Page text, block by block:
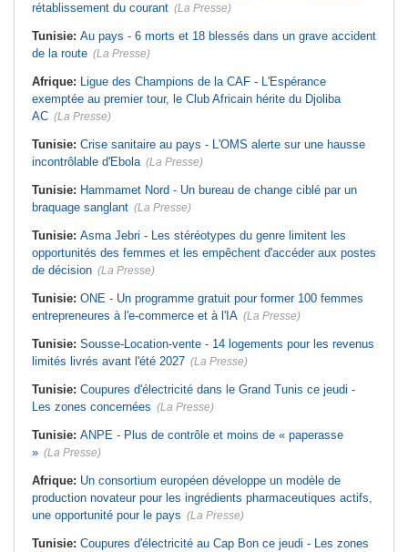
rétablissement du courant (La Presse)
Tunisie: Au pays - 6 morts et 18 blessés dans un grave accident
de la route (La Presse)
Afrique: Ligue des Champions de la CAF - L'Espérance
exemptée au premier tour, le Club Africain hérite du Djoliba
AC (La Presse)
Tunisie: Crise sanitaire au pays - L'OMS alerte sur une hausse
incontrôlable d'Ebola (La Presse)
Tunisie: Hammamet Nord - Un bureau de change ciblé par un
braquage sanglant (La Presse)
Tunisie: Asma Jebri - Les stéréotypes du genre limitent les
opportunités des femmes et les empêchent d'accéder aux postes
de décision (La Presse)
Tunisie: ONE - Un programme gratuit pour former 100 femmes
entrepreneures à l'e-commerce et à l'IA (La Presse)
Tunisie: Sousse-Location-vente - 14 logements pour les revenus
limités livrés avant l'été 2027 (La Presse)
Tunisie: Coupures d'électricité dans le Grand Tunis ce jeudi -
Les zones concernées (La Presse)
Tunisie: ANPE - Plus de contrôle et moins de « paperasse
» (La Presse)
Afrique: Un consortium européen développe un modèle de
production novateur pour les ingrédients pharmaceutiques actifs,
une opportunité pour le pays (La Presse)
Tunisie: Coupures d'électricité au Cap Bon ce jeudi - Les zones